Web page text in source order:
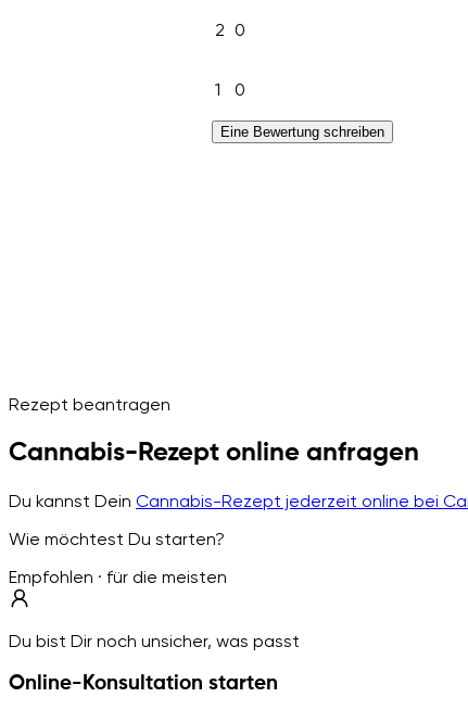
2 0
1 0
Eine Bewertung schreiben
Rezept beantragen
Cannabis-Rezept online anfragen
Du kannst Dein Cannabis-Rezept jederzeit online bei
Wie möchtest Du starten?
Empfohlen · für die meisten
Du bist Dir noch unsicher, was passt
Online-Konsultation starten